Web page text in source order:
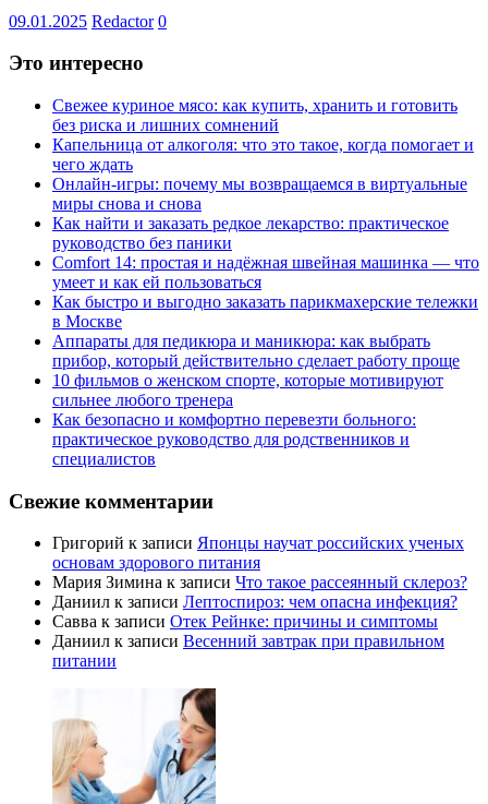
09.01.2025 Redactor 0
Это интересно
Свежее куриное мясо: как купить, хранить и готовить
без риска и лишних сомнений
Капельница от алкоголя: что это такое, когда помогает и
чего ждать
Онлайн-игры: почему мы возвращаемся в виртуальные
миры снова и снова
Как найти и заказать редкое лекарство: практическое
руководство без паники
Comfort 14: простая и надёжная швейная машинка — что
умеет и как ей пользоваться
Как быстро и выгодно заказать парикмахерские тележки
в Москве
Аппараты для педикюра и маникюра: как выбрать
прибор, который действительно сделает работу проще
10 фильмов о женском спорте, которые мотивируют
сильнее любого тренера
Как безопасно и комфортно перевезти больного:
практическое руководство для родственников и
специалистов
Свежие комментарии
Григорий к записи Японцы научат российских ученых
основам здорового питания
Мария Зимина к записи Что такое рассеянный склероз?
Даниил к записи Лептоспироз: чем опасна инфекция?
Савва к записи Отек Рейнке: причины и симптомы
Даниил к записи Весенний завтрак при правильном
питании